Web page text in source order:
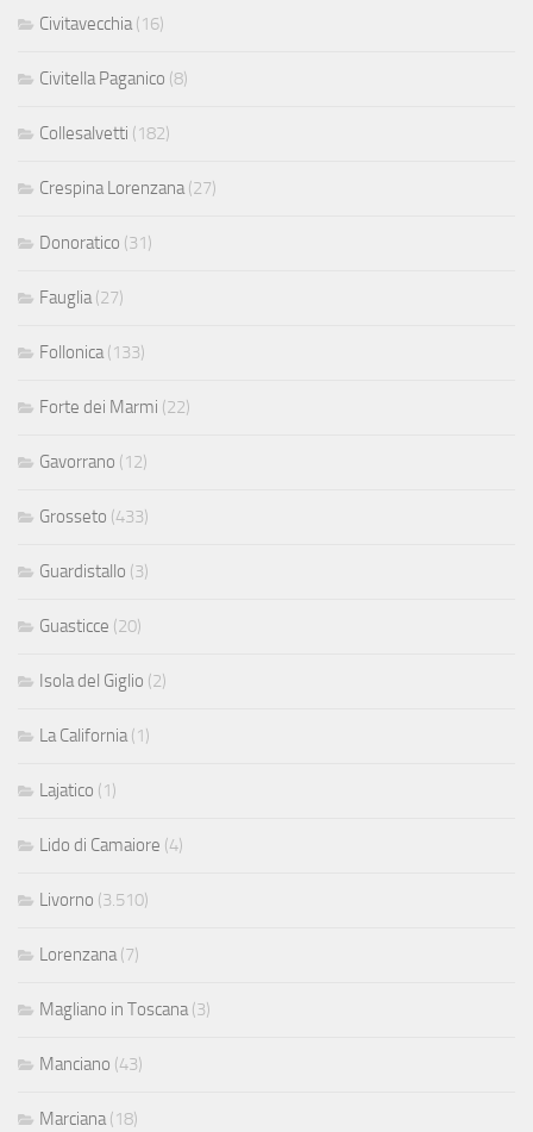
Civitavecchia(16)
Civitella Paganico (8)
Collesalvetti (182)
Crespina Lorenzana(27)
Donoratico (31)
Fauglia(27)
Follonica(133)
Forte dei Marmi (22)
Gavorrano (12)
Grosseto (433)
Guardistallo (3)
Guasticce (20)
Isola del Giglio (2)
La California(1)
Lajatico (1)
Lido di Camaiore (4)
Livorno (3.510)
Lorenzana(7)
Magliano in Toscana(3)
Manciano (43)
Marciana(18)